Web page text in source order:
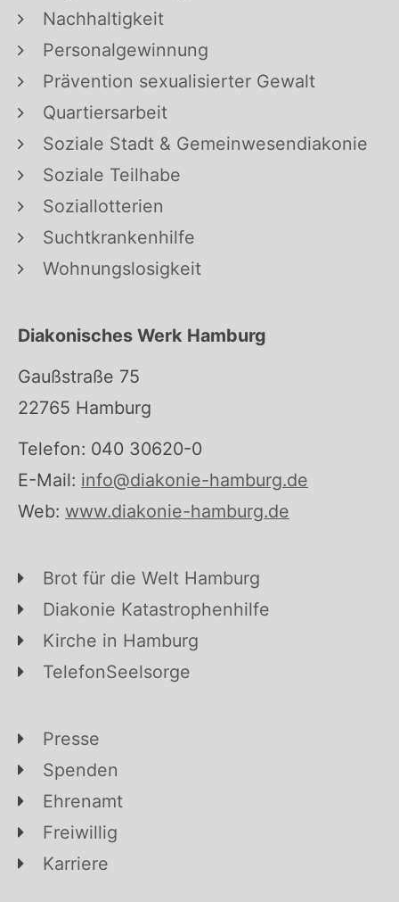
Nachhaltigkeit
Personalgewinnung
Prävention sexualisierter Gewalt
Quartiersarbeit
Soziale Stadt & Gemeinwesendiakonie
Soziale Teilhabe
Soziallotterien
Suchtkrankenhilfe
Wohnungslosigkeit
Diakonisches Werk Hamburg
Gaußstraße 75
22765 Hamburg
Telefon: 040 30620-0
E-Mail: info@diakonie-hamburg.de
Web: www.diakonie-hamburg.de
Brot für die Welt Hamburg
Diakonie Katastrophenhilfe
Kirche in Hamburg
TelefonSeelsorge
Presse
Spenden
Ehrenamt
Freiwillig
Karriere